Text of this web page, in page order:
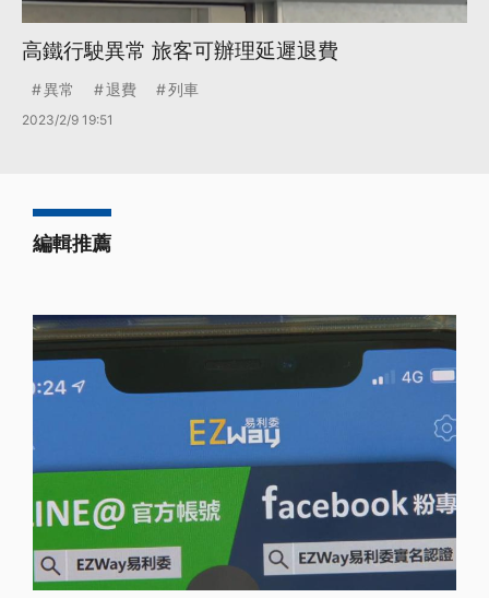
高鐵行駛異常 旅客可辦理延遲退費
異常 退費 列車
2023/2/9 19:51
編輯推薦